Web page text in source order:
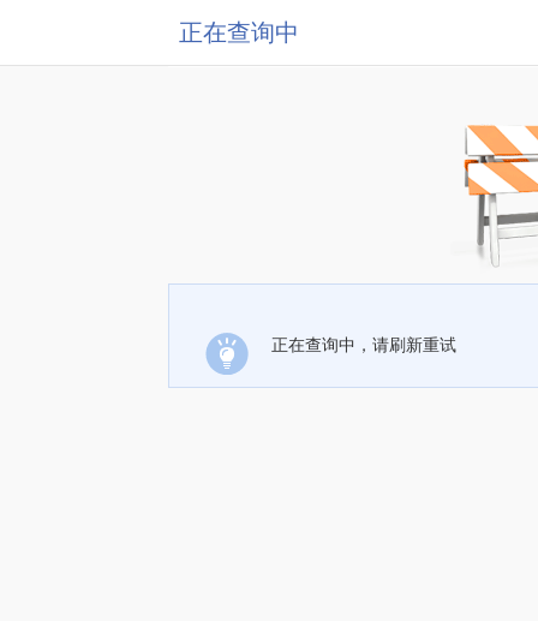
正在查询中
正在查询中，请刷新重试